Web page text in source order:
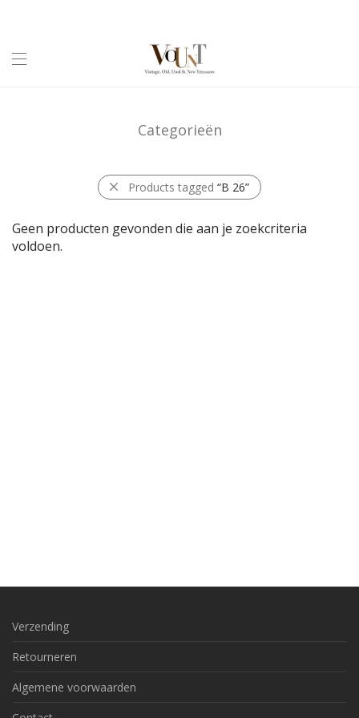
Categorieën
Products tagged “B 26”
Geen producten gevonden die aan je zoekcriteria
voldoen.
Verzending
Retourneren
Algemene voorwaarden